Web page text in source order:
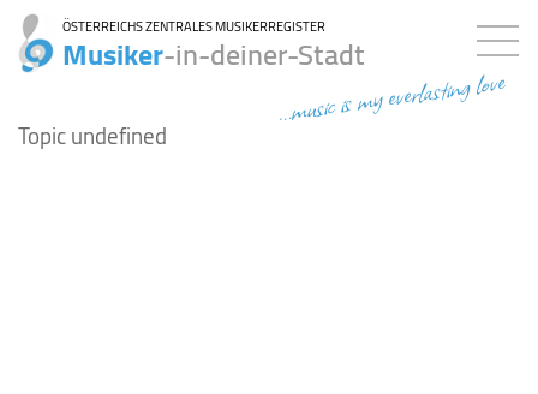
ÖSTERREICHS ZENTRALES MUSIKERREGISTER
Musiker-in-deiner-Stadt
...music is my everlasting love
Topic undefined